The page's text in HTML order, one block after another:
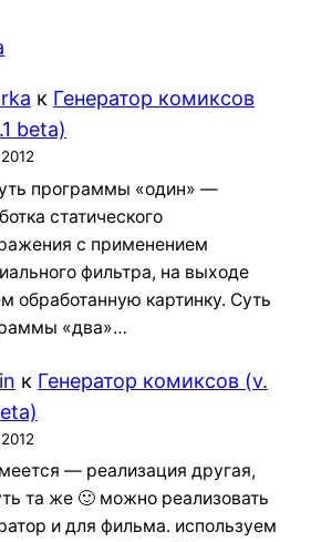
к Генератор комиксов
beta)
программы «один» —
статического
с применением
фильтра, на выходе
обработанную картинку. Суть
«два»…
к Генератор комиксов (v.
— реализация другая,
та же 🙂 можно реализовать
и для фильма. используем